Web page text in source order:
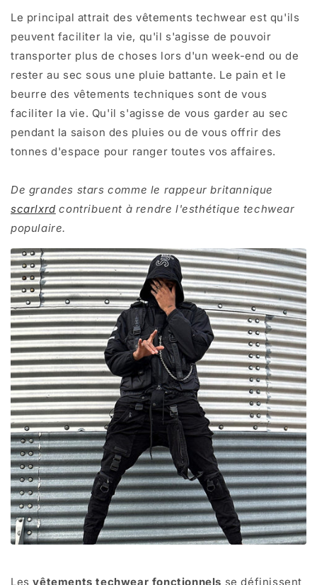
Le principal attrait des vêtements techwear est qu'ils
peuvent faciliter la vie, qu'il s'agisse de pouvoir
transporter plus de choses lors d'un week-end ou de
rester au sec sous une pluie battante. Le pain et le
beurre des vêtements techniques sont de vous
faciliter la vie. Qu'il s'agisse de vous garder au sec
pendant la saison des pluies ou de vous offrir des
tonnes d'espace pour ranger toutes vos affaires.
De grandes stars comme le rappeur britannique
scarlxrd contribuent à rendre l'esthétique techwear
populaire.
Les vêtements techwear fonctionnels se définissent